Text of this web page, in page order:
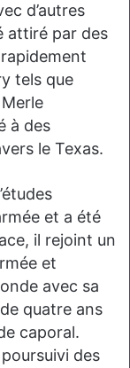
d’autres
attiré par des
tels que
à des
le Texas.
et a été
il rejoint un
et
avec sa
quatre ans
caporal.
des